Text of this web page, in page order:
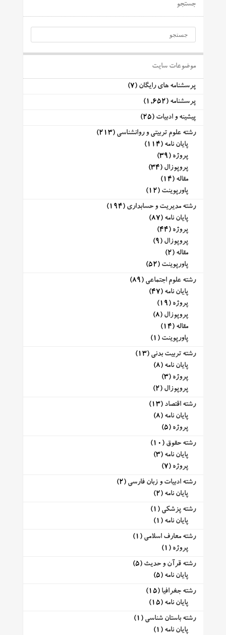
جستجو
موضوعات سایت
پرسشنامه های رایگان (7)
پرسشنامه (1,652)
پیشینه و ادبیات (25)
رشته علوم تربیتی و روانشناسی (213)
پایان نامه (114)
پروژه (39)
پروپوزال (34)
مقاله (14)
پاورپوینت (12)
رشته مدیریت و حسابداری (194)
پایان نامه (87)
پروژه (44)
پروپوزال (9)
مقاله (2)
پاورپوینت (52)
رشته علوم اجتماعی (89)
پایان نامه (47)
پروژه (19)
پروپوزال (8)
مقاله (14)
پاورپوینت (1)
رشته تربیت بدنی (13)
پایان نامه (8)
پروژه (3)
پروپوزال (2)
رشته اقتصاد (13)
پایان نامه (8)
پروژه (5)
رشته حقوق (10)
پایان نامه (3)
پروژه (7)
رشته ادبیات و زبان فارسی (2)
پایان نامه (2)
رشته پزشکی (1)
پایان نامه (1)
رشته معارف اسلامی (1)
پروژه (1)
رشته قرآن و حدیث (5)
پایان نامه (5)
رشته جغرافیا (15)
پایان نامه (15)
رشته باستان شناسی (1)
پایان نامه (1)